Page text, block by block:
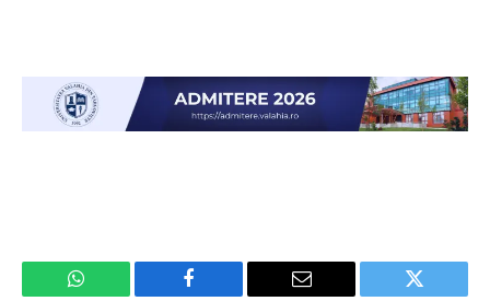
WhatsApp Facebook Email Twitter